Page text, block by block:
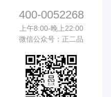
400-0052268
上午8:00-晚上22:00
微信公众号：正二品